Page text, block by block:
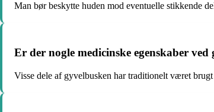
Man bør beskytte huden mod eventuelle stikkende
Er der nogle medicinske egenskaber ved
Visse dele af gyvelbusken har traditionelt været